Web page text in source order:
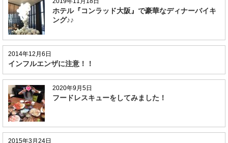
ホテル『コンラッド大阪』で豪華なディナーバイキ
ング♪♪
2014年12月6日
インフルエンザに注意！！
2020年9月5日
フードレスキューをしてみました！
2015年3月24日